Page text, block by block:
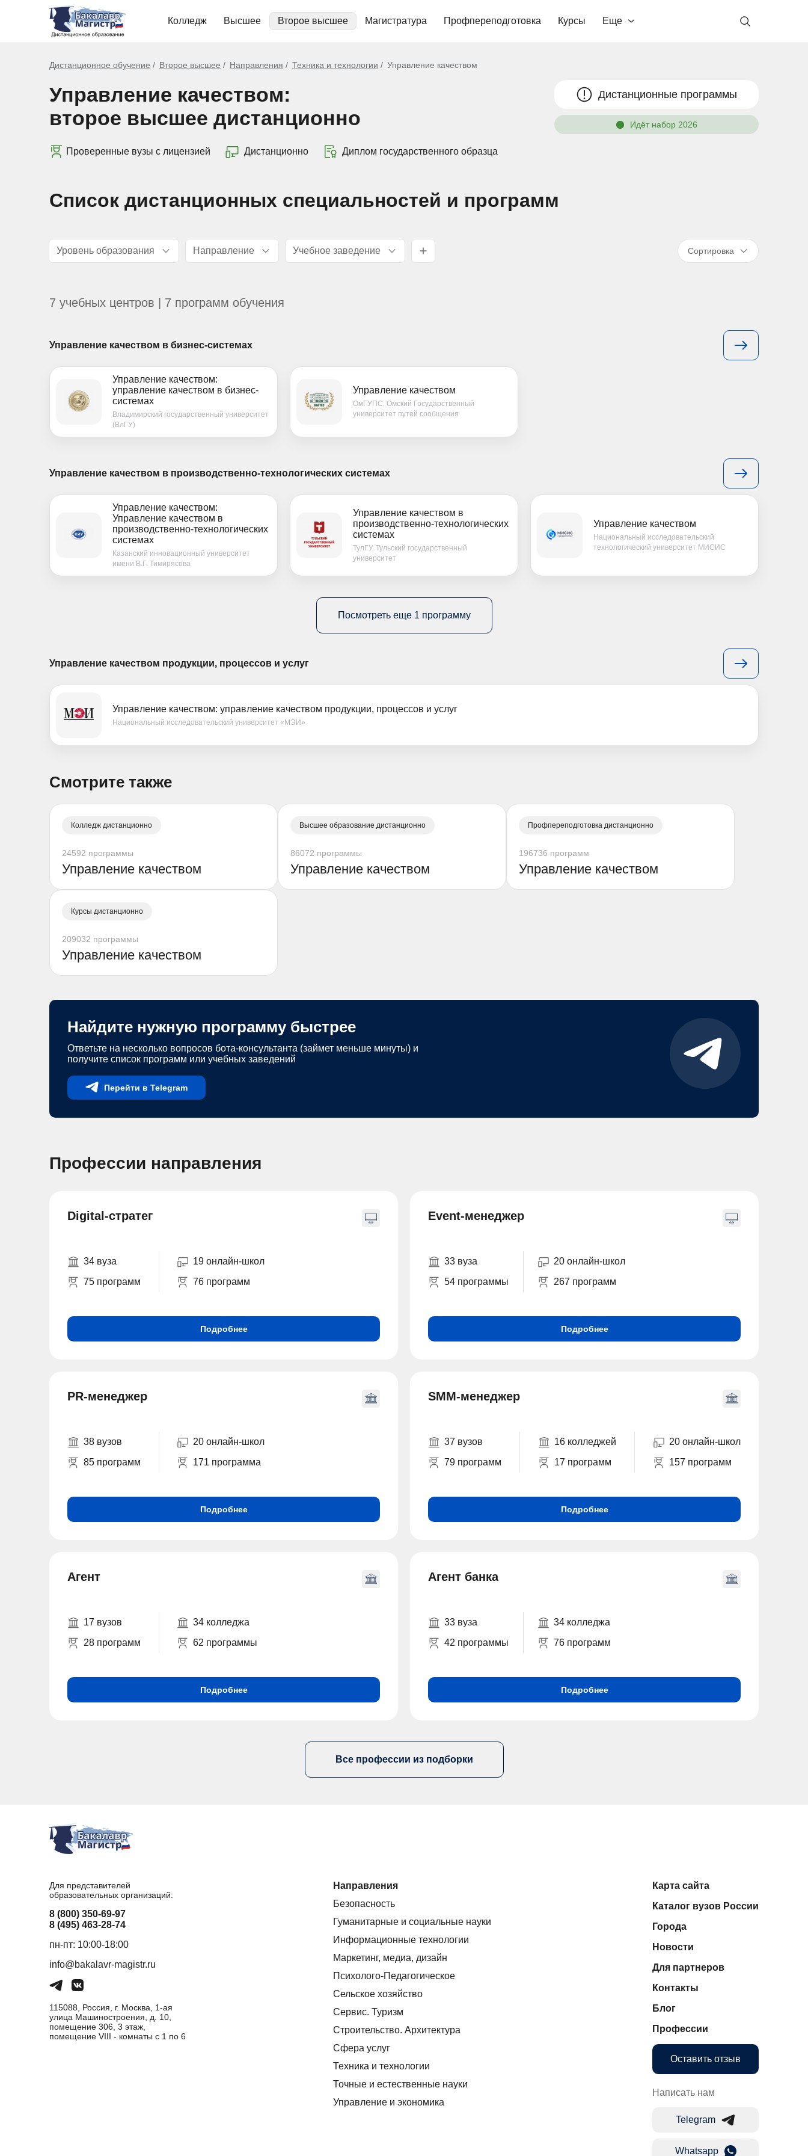
Колледж Высшее Второе высшее Магистратура Профпереподготовка Курсы Еще
Дистанционное обучение Второе высшее Направления Техника и технологии Управление качеством
Управление качеством:
второе высшее дистанционно
Дистанционные программы
Идёт набор 2026
Проверенные вузы с лицензией Дистанционно Диплом государственного образца
Список дистанционных специальностей и программ
Уровень образования Направление Учебное заведение Сортировка
7 учебных центров | 7 программ обучения
Управление качеством в бизнес-системах
Управление качеством:
управление качеством в бизнес-
системах
Владимирский государственный университет
(ВлГУ)
Управление качеством
ОмГУПС. Омский Государственный
университет путей сообщения
Управление качеством в производственно-технологических системах
Управление качеством:
Управление качеством в
производственно-технологических
системах
Казанский инновационный университет
имени В.Г. Тимирясова
Управление качеством в
производственно-технологических
системах
ТулГУ. Тульский государственный
университет
Управление качеством
Национальный исследовательский
технологический университет МИСИС
Посмотреть еще 1 программу
Управление качеством продукции, процессов и услуг
Управление качеством: управление качеством продукции, процессов и услуг
Национальный исследовательский университет «МЭИ»
Смотрите также
Колледж дистанционно
24592 программы
Управление качеством
Высшее образование дистанционно
86072 программы
Управление качеством
Профпереподготовка дистанционно
196736 программ
Управление качеством
Курсы дистанционно
209032 программы
Управление качеством
Найдите нужную программу быстрее
Ответьте на несколько вопросов бота-консультанта (займет меньше минуты) и
получите список программ или учебных заведений
Перейти в Telegram
Профессии направления
Digital-стратег
34 вуза
75 программ
19 онлайн-школ
76 программ
Подробнее
Event-менеджер
33 вуза
54 программы
20 онлайн-школ
267 программ
Подробнее
PR-менеджер
38 вузов
85 программ
20 онлайн-школ
171 программа
Подробнее
SMM-менеджер
37 вузов
79 программ
16 колледжей
17 программ
20 онлайн-школ
157 программ
Подробнее
Агент
17 вузов
28 программ
34 колледжа
62 программы
Подробнее
Агент банка
33 вуза
42 программы
34 колледжа
76 программ
Подробнее
Все профессии из подборки
Для представителей
образовательных организаций:
8 (800) 350-69-97
8 (495) 463-28-74
пн-пт: 10:00-18:00
info@bakalavr-magistr.ru
115088, Россия, г. Москва, 1-ая
улица Машиностроения, д. 10,
помещение 306, 3 этаж,
помещение VIII - комнаты с 1 по 6
Направления
Безопасность
Гуманитарные и социальные науки
Информационные технологии
Маркетинг, медиа, дизайн
Психолого-Педагогическое
Сельское хозяйство
Сервис. Туризм
Строительство. Архитектура
Сфера услуг
Техника и технологии
Точные и естественные науки
Управление и экономика
Карта сайта
Каталог вузов России
Города
Новости
Для партнеров
Контакты
Блог
Профессии
Оставить отзыв
Написать нам
Telegram
Whatsapp